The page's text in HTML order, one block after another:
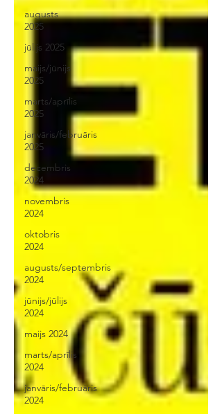
augusts
2025
jūlijs 2025
maijs/jūnijs
2025
marts/aprīlis
2025
janvāris/februāris
2025
decembris
2024
novembris
2024
oktobris
2024
augusts/septembris
2024
jūnijs/jūlijs
2024
maijs 2024
marts/aprīlis
2024
janvāris/februāris
2024